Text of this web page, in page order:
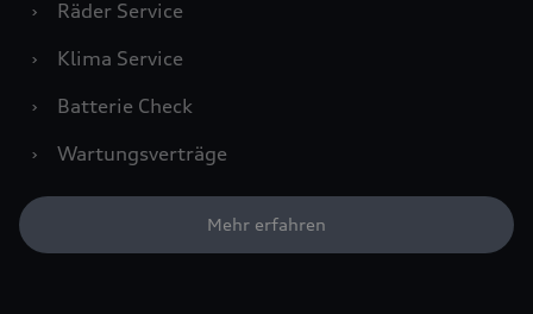
›
Räder Service
›
Klima Service
›
Batterie Check
›
Wartungsverträge
Mehr erfahren